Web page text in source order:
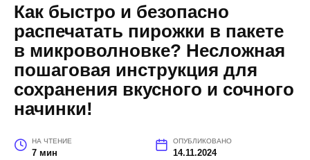
Как быстро и безопасно
распечатать пирожки в пакете
в микроволновке? Несложная
пошаговая инструкция для
сохранения вкусного и сочного
начинки!
НА ЧТЕНИЕ
7 мин
ОПУБЛИКОВАНО
14.11.2024